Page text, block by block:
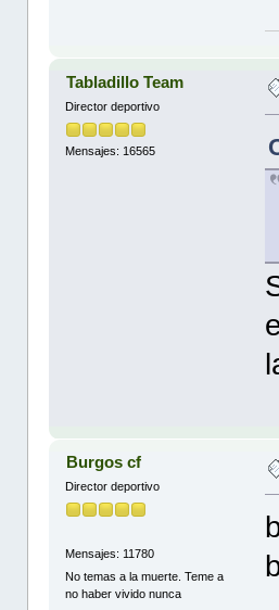
Tabladillo Team
Director deportivo
Mensajes: 16565
Burgos cf
Director deportivo
Mensajes: 11780
No temas a la muerte. Teme a
no haber vivido nunca